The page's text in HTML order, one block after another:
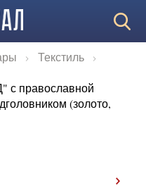
Текстиль
с православной
(золото,